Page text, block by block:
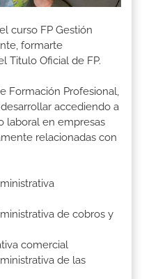
curso FP Gestión
formarte
Titulo Oficial de FP.
Formación Profesional,
accediendo a
laboral en empresas
relacionadas con
de cobros y
comercial
de las